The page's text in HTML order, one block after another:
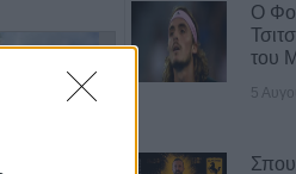
Ο
του
5